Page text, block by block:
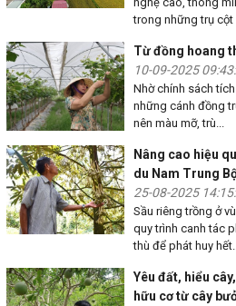
trong những trụ cột
Từ đồng hoang
10-09-2025
Nhờ chính sách
những cánh đồng
nên màu mỡ, trù...
Nâng cao hiệu
du Nam Trung
25-08-2025
Sầu riêng trồng ở
quy trình canh tác
thù để phát huy hết...
Yêu đất, hiểu
hữu cơ từ cây